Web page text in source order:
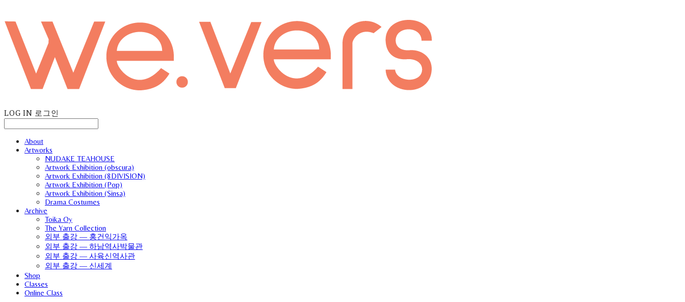
LOG IN 로그인
About
Artworks
NUDAKE TEAHOUSE
Artwork Exhibition (obscura)
Artwork Exhibition (8DIVISION)
Artwork Exhibition (Pop)
Artwork Exhibition (Sinsa)
Drama Costumes
Archive
Toika Oy
The Yarn Collection
외부 출강 — 홍건익가옥
외부 출강 — 하남역사박물관
외부 출강 — 사육신역사관
외부 출강 — 신세계
Shop
Classes
Online Class